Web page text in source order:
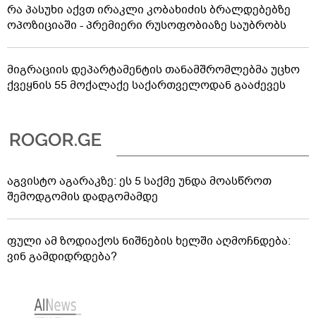
რა პასუხი აქვთ ირაკლი კობახიძის ბრალდებებზე
ოპოზიციაში - პრემიერი რუსოფობიაზე საუბრობს
მიგრაციის დეპარტამენტის თანამშრომლებმა უცხო
ქვეყნის 55 მოქალაქე საქართველოდან გააძევეს
აგვისტო აგარაკზე: ეს 5 საქმე უნდა მოასწროთ
შემოდგომის დადგომამდე
ფული ამ ზოდიაქოს ნიშნების ხელში აღმოჩნდება:
ვინ გამდიდრდება?